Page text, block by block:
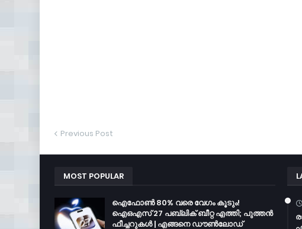
Previous Post
MOST POPULAR
ഐഫോൺ 80% വരെ വേഗം കൂടും!
ഐഒഎസ് 27 പബ്ലിക് ബീറ്റ എത്തി; പുത്തൻ
ഫീച്ചറുകൾ | എങ്ങനെ ഡൗൺലോഡ്